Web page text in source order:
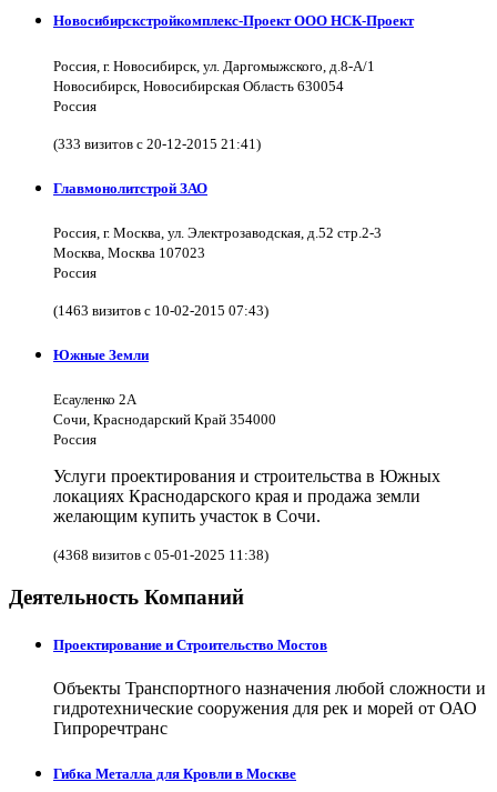
Новосибирскстройкомплекс-Проект ООО НСК-Проект
Россия, г. Новосибирск, ул. Даргомыжского, д.8-А/1
Новосибирск, Новосибирская Область 630054
Россия
(333 визитов с 20-12-2015 21:41)
Главмонолитстрой ЗАО
Россия, г. Москва, ул. Электрозаводская, д.52 стр.2-3
Москва, Москва 107023
Россия
(1463 визитов с 10-02-2015 07:43)
Южные Земли
Есауленко 2А
Сочи, Краснодарский Край 354000
Россия
Услуги проектирования и строительства в Южных
локациях Краснодарского края и продажа земли
желающим купить участок в Сочи.
(4368 визитов с 05-01-2025 11:38)
Деятельность Компаний
Проектирование и Строительство Мостов
Объекты Транспортного назначения любой сложности и
гидротехнические сооружения для рек и морей от ОАО
Гипроречтранс
Гибка Металла для Кровли в Москве